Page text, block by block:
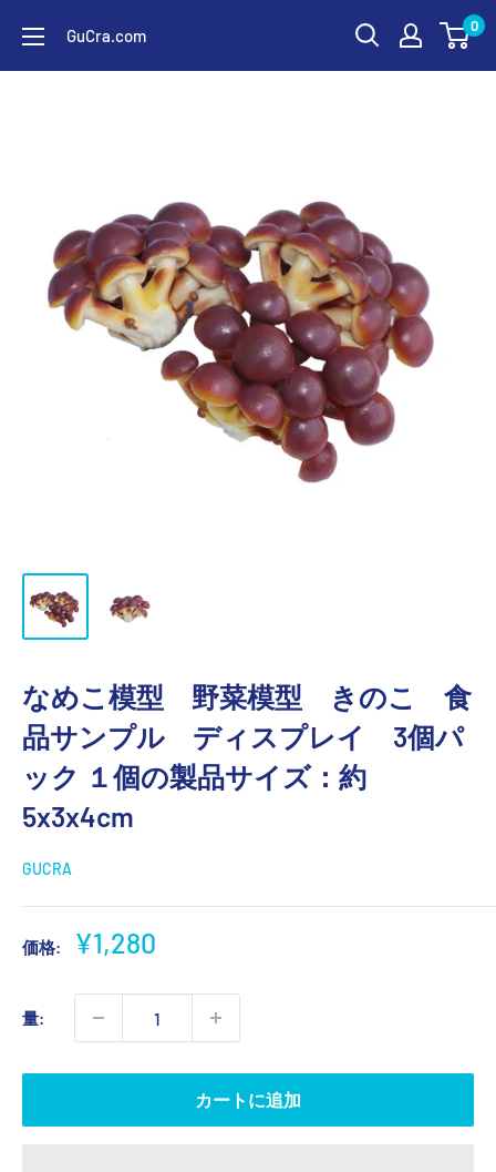
テ
GuCra.com 0
なめこ模型 野菜模型 きのこ 食
品サンプル ディスプレイ 3個パ
ック １個の製品サイズ：約
5x3x4cm
GUCRA
価格:
販
価
格
¥1,280
量:
カートに追加